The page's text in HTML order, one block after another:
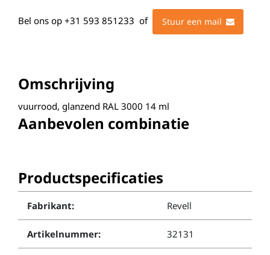
Bel ons op +31 593 851233 of Stuur een mail
Omschrijving
vuurrood, glanzend RAL 3000 14 ml
Aanbevolen combinatie
Productspecificaties
Fabrikant: Revell
Artikelnummer: 32131